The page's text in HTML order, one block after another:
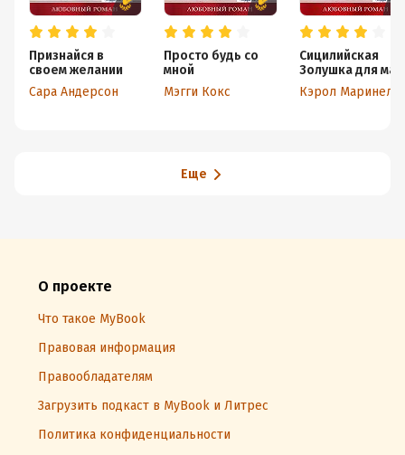
Признайся в
своем желании
Сара Андерсон
Просто будь со
мной
Мэгги Кокс
Сицилийская
Золушка для
Кэрол
Еще
О проекте
Что такое MyBook
Правовая информация
Правообладателям
Загрузить подкаст в MyBook и Литрес
Политика конфиденциальности